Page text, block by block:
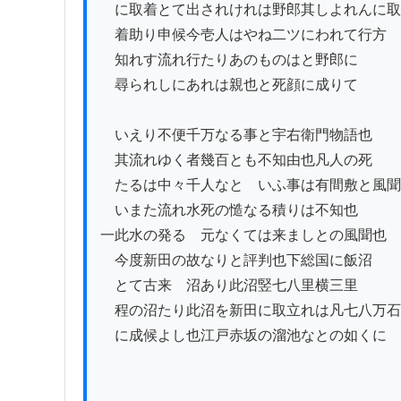
に取着とて出されけれは野郎其しよれんに取
着助り申候今壱人はやね二ツにわれて行方
知れす流れ行たりあのものはと野郎に
尋られしにあれは親也と死顔に成りて
いえり不便千万なる事と宇右衛門物語也
其流れゆく者幾百とも不知由也凡人の死
たるは中々千人なとゝいふ事は有間敷と風
いまた流れ水死の慥なる積りは不知也
一此水の発るゝ元なくては来ましとの風聞也
今度新田の故なりと評判也下総国に飯沼
とて古来ゟ沼あり此沼竪七八里横三里
程の沼たり此沼を新田に取立れは凡七八万石
に成候よし也江戸赤坂の溜池なとの如くに